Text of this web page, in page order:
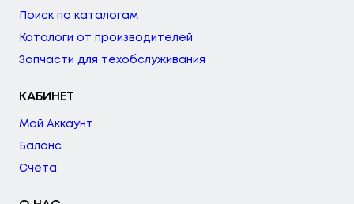
Поиск по каталогам
Каталоги от производителей
Запчасти для техобслуживания
КАБИНЕТ
Мой Аккаунт
Баланс
Счета